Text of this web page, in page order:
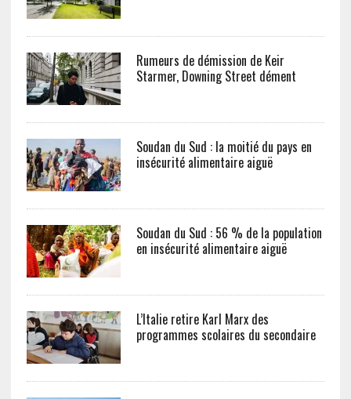
Rumeurs de démission de Keir
Starmer, Downing Street dément
Soudan du Sud : la moitié du pays en
insécurité alimentaire aiguë
Soudan du Sud : 56 % de la population
en insécurité alimentaire aiguë
L’Italie retire Karl Marx des
programmes scolaires du secondaire